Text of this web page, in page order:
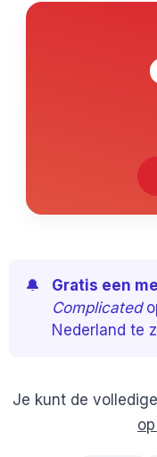
🔔 Gratis een
Complicated
Nederland te
Je kunt de